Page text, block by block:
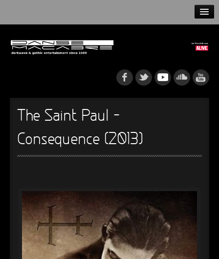
NEWS
►
► Dia De Los Muertos
Oberer Totpunkt
► Alltag macht tot
Oberer Totpunkt
► Die Krieger
Oberer Totpunkt
The Saint Paul –
Consequence (2013)